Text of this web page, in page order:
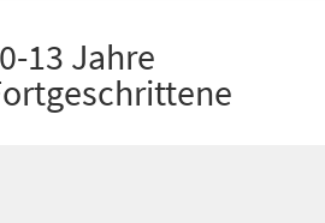
13 Jahre